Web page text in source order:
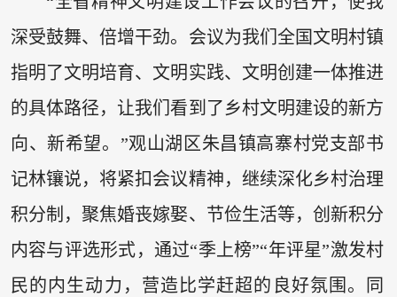
深受鼓舞、倍增干劲。会议为我们全国文明村镇
指明了文明培育、文明实践、文明创建一体推进
的具体路径，让我们看到了乡村文明建设的新方
向、新希望。”观山湖区朱昌镇高寨村党支部书
记林镶说，将紧扣会议精神，继续深化乡村治理
积分制，聚焦婚丧嫁娶、节俭生活等，创新积分
内容与评选形式，通过“季上榜”“年评星”激发村
民的内生动力，营造比学赶超的良好氛围。同